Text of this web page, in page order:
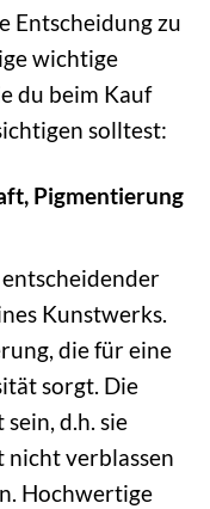
Entscheidung zu
wichtige
du beim Kauf
solltest:
Pigmentierung
Kunstwerks.
die für eine
sorgt. Die
d.h. sie
nicht verblassen
Hochwertige